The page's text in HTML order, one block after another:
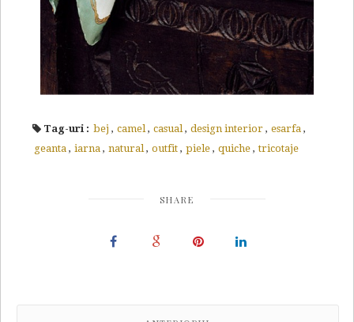
Tag-uri : bej , camel , casual , design interior , esarfa ,
geanta , iarna , natural , outfit , piele , quiche , tricotaje
SHARE